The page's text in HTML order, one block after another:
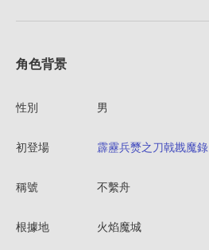
角色背景
性別 男
初登場 霹靂兵燹之刀戟戡魔錄
稱號 不繫舟
根據地 火焰魔城